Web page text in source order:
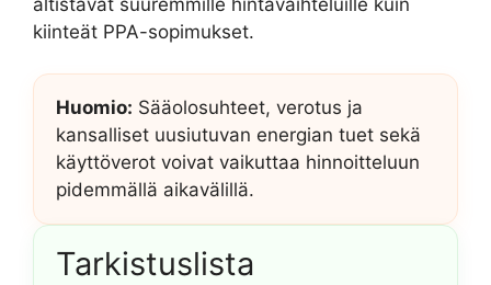
kiinteät PPA-sopimukset.
Huomio: Sääolosuhteet, verotus ja
kansalliset uusiutuvan energian tuet sekä
käyttöverot voivat vaikuttaa hinnoitteluun
pidemmällä aikavälillä.
Tarkistuslista